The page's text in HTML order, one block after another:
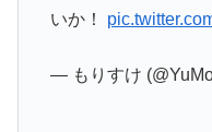
いか！
— もりすけ